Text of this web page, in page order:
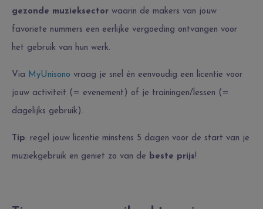
gezonde muzieksector waarin de makers van jouw
favoriete nummers een eerlijke vergoeding ontvangen voor
het gebruik van hun werk.
Via MyUnisono vraag je snel én eenvoudig een licentie voor
jouw activiteit (= evenement) of je trainingen/lessen (=
dagelijks gebruik).
Tip: regel jouw licentie minstens 5 dagen voor de start van je
muziekgebruik en geniet zo van de beste prijs!